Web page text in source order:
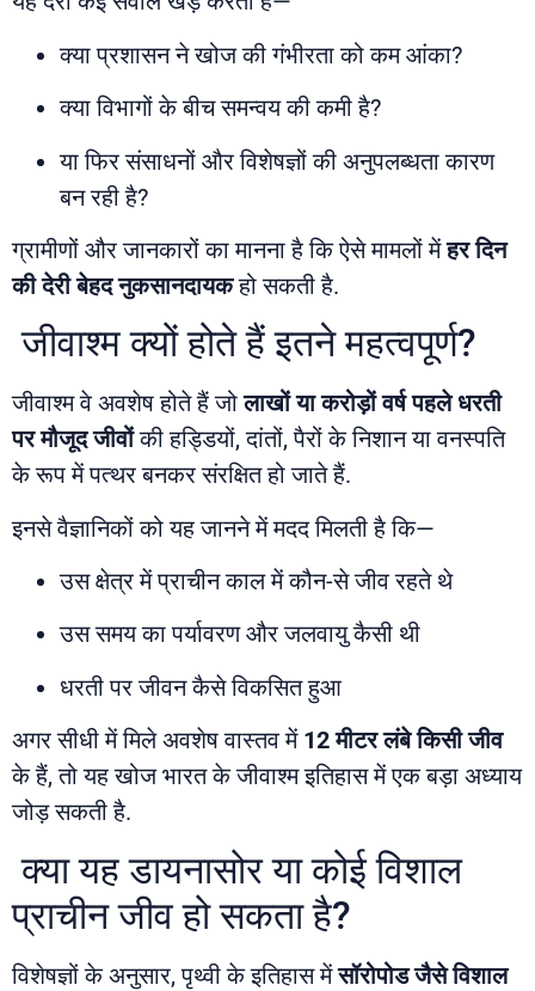
क्या प्रशासन ने खोज की गंभीरता को कम आंका?
क्या विभागों के बीच समन्वय की कमी है?
या फिर संसाधनों और विशेषज्ञों की अनुपलब्धता कारण
बन रही है?
ग्रामीणों और जानकारों का मानना है कि ऐसे मामलों मेंहर दिन
की देरी बेहद नुकसानदायकहो सकती है.
जीवाश्म क्यों होते हैं इतने महत्वपूर्ण?
जीवाश्म वे अवशेष होते हैं जोलाखों या करोड़ों वर्ष पहले धरती
पर मौजूद जीवोंकी हड्डियों, दांतों, पैरों के निशान या वनस्पति
के रूप में पत्थर बनकर संरक्षित हो जाते हैं.
इनसे वैज्ञानिकों को यह जानने में मदद मिलती है कि—
उस क्षेत्र में प्राचीन काल में कौन-से जीव रहते थे
उस समय का पर्यावरण और जलवायु कैसी थी
धरती पर जीवन कैसे विकसित हुआ
अगर सीधी में मिले अवशेष वास्तव में 12 मीटर लंबे किसी जीव
के हैं, तो यह खोज भारत के जीवाश्म इतिहास में एक बड़ा अध्याय
जोड़ सकती है.
क्या यह डायनासोर या कोई विशाल
प्राचीन जीव हो सकता है?
विशेषज्ञों के अनुसार, पृथ्वी के इतिहास मेंसॉरोपोड जैसे विशाल